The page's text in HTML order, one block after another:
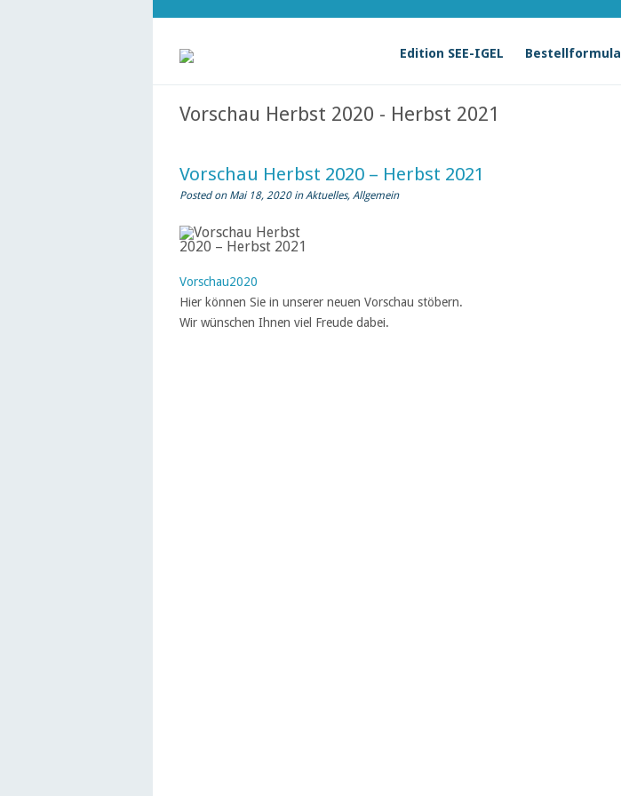
Edition SEE-IGEL
Vorschau Herbst 2020 - Herbst 2021
Vorschau Herbst 2020 – Herbst 2021
Posted on Mai 18, 2020 inAktuelles, Allgemein
Vorschau2020
Hier können Sie in unserer neuen Vorschau stöbern.
Wir wünschen Ihnen viel Freude dabei.